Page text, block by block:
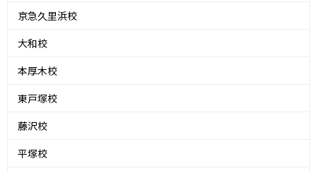
京急久里浜校
大和校
本厚木校
東戸塚校
藤沢校
平塚校